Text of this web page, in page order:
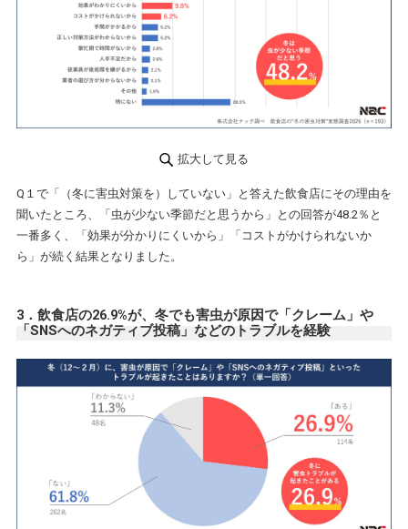
拡大して見る
Q１で「（冬に害虫対策を）していない」と答えた飲食店にその理由を
聞いたところ、「虫が少ない季節だと思うから」との回答が48.2％と
一番多く、「効果が分かりにくいから」「コストがかけられないか
ら」が続く結果となりました。
3．飲食店の26.9%が、冬でも害虫が原因で「クレーム」や
「SNSへのネガティブ投稿」などのトラブルを経験